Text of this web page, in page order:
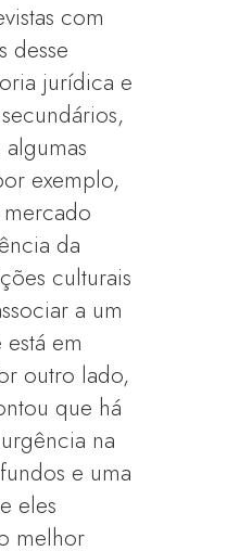
com
desse
jurídica e
exemplo,
da
culturais
a um
em
outro lado,
que há
na
e uma
eles
melhor